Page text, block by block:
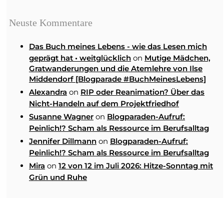
Neuste Kommentare
Das Buch meines Lebens - wie das Lesen mich
geprägt hat • weitglücklich on Mutige Mädchen,
Gratwanderungen und die Atemlehre von Ilse
Middendorf [Blogparade #BuchMeinesLebens]
Alexandra on RIP oder Reanimation? Über das
Nicht-Handeln auf dem Projektfriedhof
Susanne Wagner on Blogparaden-Aufruf:
Peinlich!? Scham als Ressource im Berufsalltag
Jennifer Dillmann on Blogparaden-Aufruf:
Peinlich!? Scham als Ressource im Berufsalltag
Mira on 12 von 12 im Juli 2026: Hitze-Sonntag mit
Grün und Ruhe